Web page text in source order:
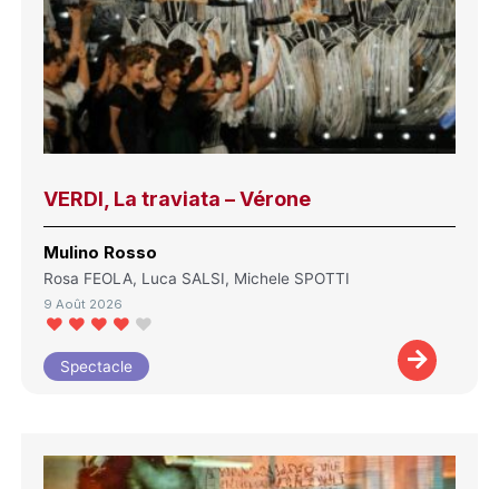
VERDI, La traviata – Vérone
Mulino Rosso
Rosa FEOLA, Luca SALSI, Michele SPOTTI
9 Août 2026
Spectacle